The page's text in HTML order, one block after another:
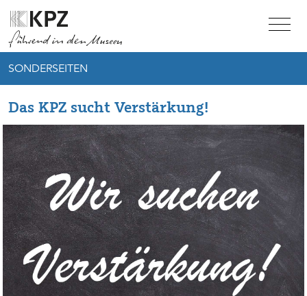
Zur Service Navigation
Zur Hauptnavigation
Zum Inhalt
SONDERSEITEN
Das KPZ sucht Verstärkung!